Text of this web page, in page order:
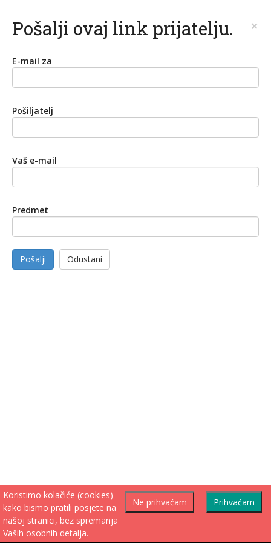
Pošalji ovaj link prijatelju. ×
E-mail za
Pošiljatelj
Vaš e-mail
Predmet
Pošalji Odustani
Prihvaćam
Ne prihvaćam
Koristimo kolačiće (cookies)
kako bismo pratili posjete na
našoj stranici, bez spremanja
Vaših osobnih detalja.